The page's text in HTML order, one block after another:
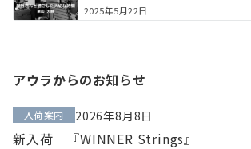
2025年5月22日
アウラからのお知らせ
2026年8月8日
入荷案内
新入荷 『WINNER Strings』